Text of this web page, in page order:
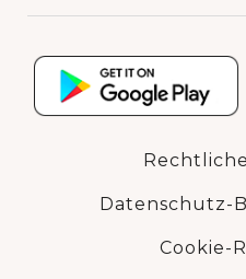
Datenschutz-
Cookie-